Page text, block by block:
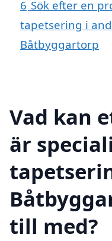
6 Sök efter en
tapetsering i
Båtbyggartorp
Vad kan
är
till med?